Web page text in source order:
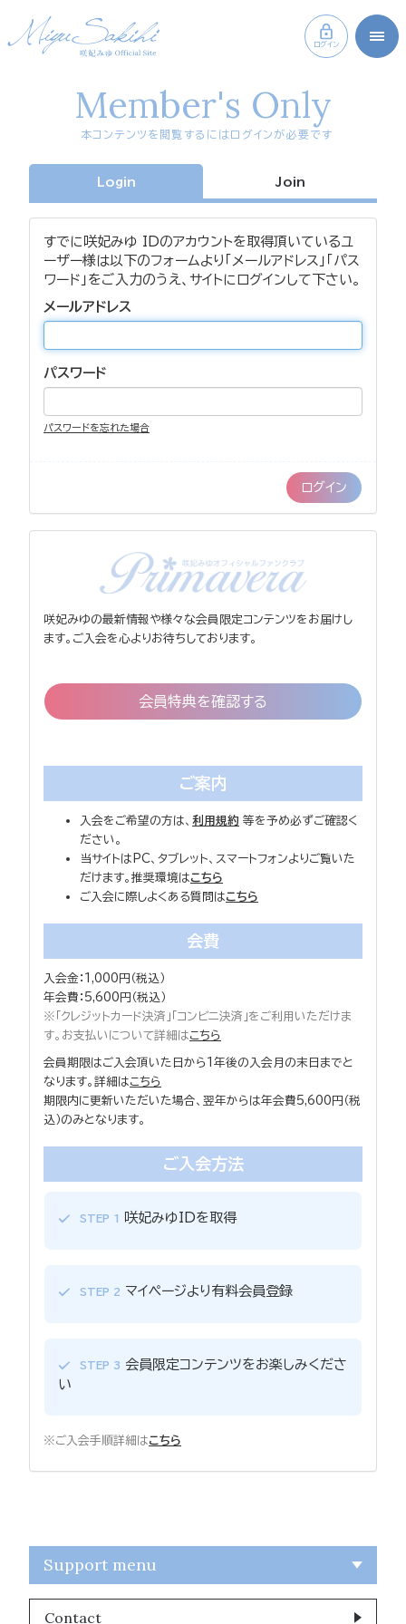
ログイン
Member's Only
本コンテンツを閲覧するにはログインが必要です
Login Join
すでに咲妃みゆ IDのアカウントを取得頂いているユ
ーザー様は以下のフォームより「メールアドレス」「パス
ワード」をご入力のうえ、サイトにログインして下さい。
メールアドレス
パスワード
パスワードを忘れた場合
咲妃みゆの最新情報や様々な会員限定コンテンツをお届けし
ます。ご入会を心よりお待ちしております。
会員特典を確認する
ご案内
入会をご希望の方は、 利用規約 等を予め必ずご確認く
ださい。
当サイトはPC、タブレット、スマートフォンよりご覧いた
だけます。推奨環境はこちら
ご入会に際しよくある質問はこちら
会費
入会金：1,000円（税込）
年会費：5,600円（税込）
※「クレジットカード決済」「コンビニ決済」をご利用いただけま
す。お支払いについて詳細はこちら
会員期限はご入会頂いた日から1年後の入会月の末日までと
なります。詳細はこちら
期限内に更新いただいた場合、翌年からは年会費5,600円（税
込）のみとなります。
ご入会方法
STEP 1 咲妃みゆIDを取得
STEP 2 マイページより有料会員登録
STEP 3
会員限定コンテンツをお楽しみくださ
い
※ご入会手順詳細はこちら
Support menu
Contact